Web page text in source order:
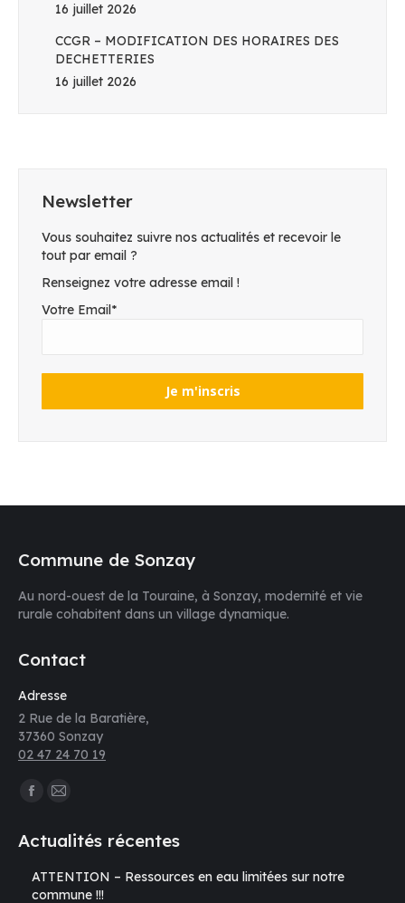
16 juillet 2026
CCGR – MODIFICATION DES HORAIRES DES
DECHETTERIES
16 juillet 2026
Newsletter
Vous souhaitez suivre nos actualités et recevoir le
tout par email ?
Renseignez votre adresse email !
Votre Email*
Commune de Sonzay
Au nord-ouest de la Touraine, à Sonzay, modernité et vie
rurale cohabitent dans un village dynamique.
Contact
Adresse
2 Rue de la Baratière,
37360 Sonzay
02 47 24 70 19
Trouvez nous sur :
La
Facebook
s'ouvre
dans
La
E-
mail
s'ouvre
Actualités récentes
ATTENTION – Ressources en eau limitées sur notre
commune !!!